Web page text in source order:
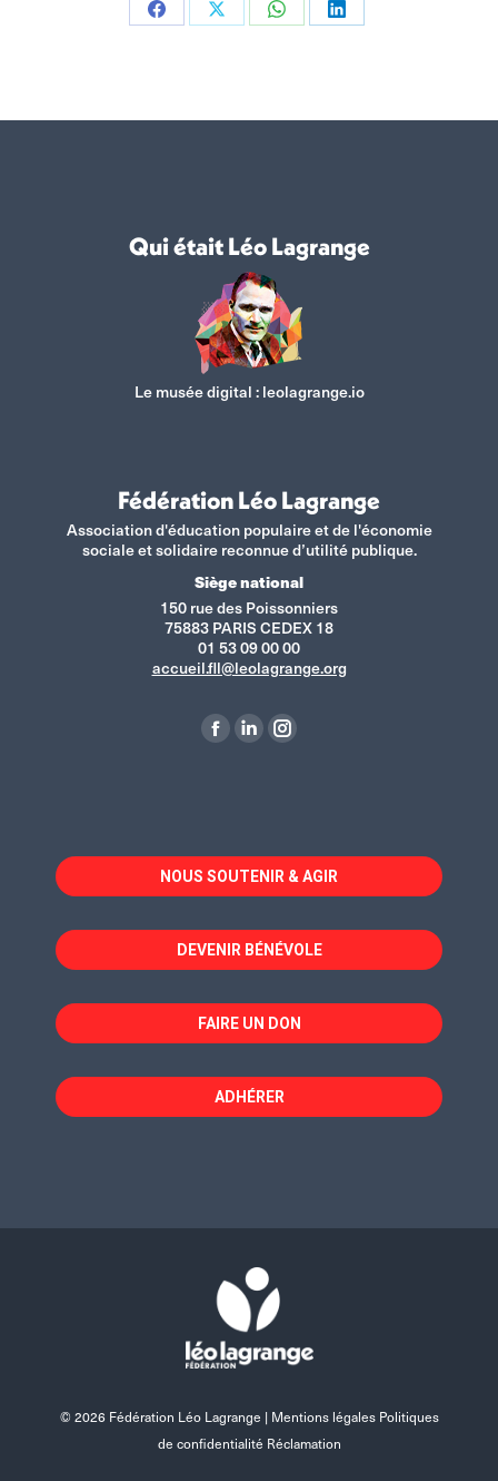
PartagerPartagerPartagerPartager
Qui était Léo Lagrange
Le musée digital :leolagrange.io
Fédération Léo Lagrange
Association d'éducation populaire et de l'économie
sociale et solidaire reconnue d’utilité publique.
Siège national
150 rue des Poissonniers
75883 PARIS CEDEX 18
01 53 09 00 00
accueil.fll@leolagrange.org
La
dans
une
fenêtre
La
dans
une
fenêtre
La
dans
une
fenêtre
NOUS SOUTENIR & AGIR
DEVENIR BÉNÉVOLE
FAIRE UN DON
ADHÉRER
© 2026 Fédération Léo Lagrange | Mentions légales Politiques
de confidentialité Réclamation